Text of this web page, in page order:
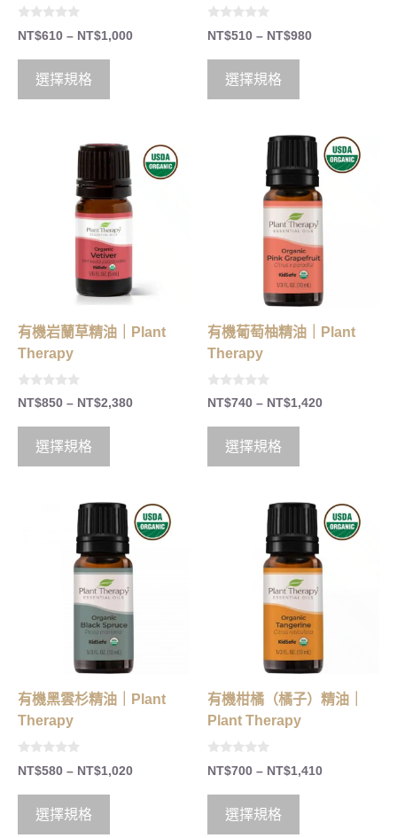
0
o
t
5
NT$610 – NT$1,000
選擇規格
0
o
t
5
NT$510 – NT$980
選擇規格
有機岩蘭草精油｜Plant
Therapy
0
o
5
NT$850 – NT$2,380
選擇規格
有機葡萄柚精油｜Plant
Therapy
0
o
5
NT$740 – NT$1,420
選擇規格
有機黑雲杉精油｜Plant
Therapy
0
o
5
NT$580 – NT$1,020
選擇規格
有機柑橘（橘子）精油｜
Plant Therapy
0
o
5
NT$700 – NT$1,410
選擇規格